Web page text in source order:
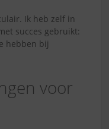
Ik heb zelf in
succes gebruikt:
hebben bij
voor